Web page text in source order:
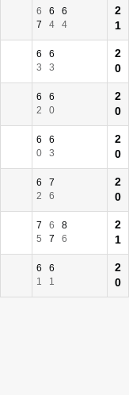
6 6
6
7
4 4
2
1
6
6
3
3
2
0
6
6
2
0
2
0
6
6
0
3
2
0
6
7
2
6
2
0
7 6
8
5
7 6
2
1
6
6
1
1
2
0